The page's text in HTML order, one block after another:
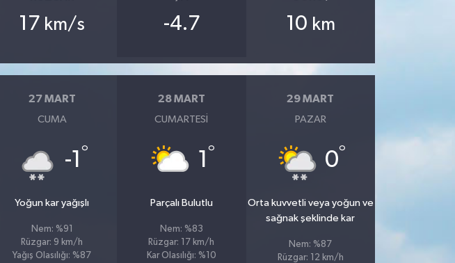
17 km/s -4.7 10 km
27 MART
CUMA
-1 °
Yoğun kar yağışlı
Nem: %91
Rüzgar: 9 km/h
Yağış Olasılığı: %87
28 MART
CUMARTESI
1 °
Parçalı Bulutlu
Nem: %83
Rüzgar: 17 km/h
Kar Olasılığı: %10
29 MART
PAZAR
0°
Orta kuvvetli veya yoğun ve
sağnak şeklinde kar
Nem: %87
Rüzgar: 12 km/h